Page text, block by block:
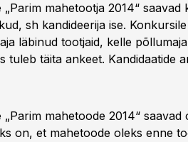
„Parim mahetootja 2014“
sh kandideerija ise.
läbinud tootjaid, kelle
tuleb täita ankeet. Kandidaatide
„Parim mahetoode 2014“
on, et mahetoode oleks enne